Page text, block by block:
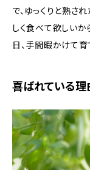
で、ゆっくりと熟さ
しく食べて欲しいか
日、手間暇かけて育
喜ばれている理